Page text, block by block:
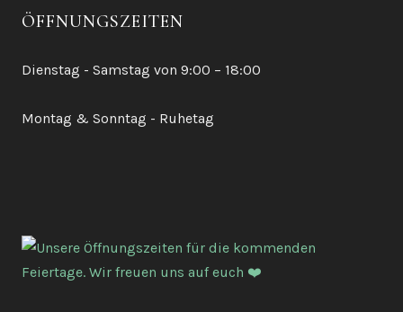
ÖFFNUNGSZEITEN
Dienstag - Samstag von 9:00 – 18:00
Montag & Sonntag - Ruhetag